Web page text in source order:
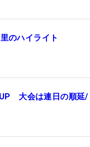
のハイライト
大会は連日の順延/